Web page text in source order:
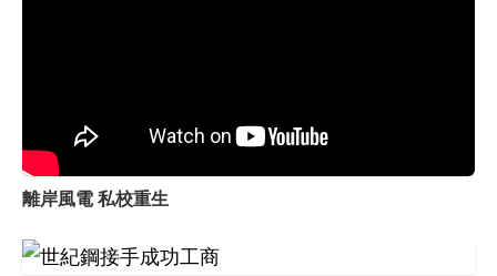
離岸風電 私校重生